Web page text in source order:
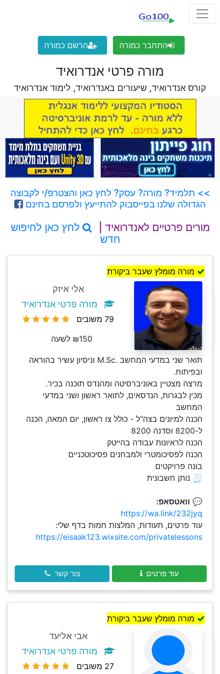
התחבר כמורה הרשם כמורה
מורה פרטי אנדרואיד
קורס אנדרואיד, שיעורים באנדרואיד, לימוד אנדרואיד
>> תלמיד? מורה? עסק? לחץ כאן והצטרפ/י לקבוצה
הגדולה שלנו בפייסבוק להתייעץ ולפרסם בחינם
מורים פרטיים לאנדרואיד |
לחץ כאן לחיפוש
חדש
מורה מומלץ שעבר ביקורת
אלי איזק
מורה פרטי אנדרואיד
79 משובים
₪150 לשעה
תואר שני במדעי המחשב .M.Sc וניסיון עשיר בהוראה
ובפיתוח.
מרצה מצטיין באוניברסיטה ומהנדס תוכנה בכיר.
מכין לבגרות, הנדסאים, לתואר ראשון ושני במדעי
המחשב
הכנה למיונים בצה"ל - כולל צו ראשון, יום המאה, הכנה
ל-8200 וסדנה 8200
הכנה לראיונות עבודה בהייטק
הכנה לפסיכומטרי ולמבחנים פסיכוטכניים
בונה פרויקטים
🧾 נותן חשבונית
💬 וואטסאפ:
https://wa.link/232jyq
עוד פרטים, תעודות, המלצות חמות בדף שלי:
https://eisaak123.wixsite.com/privatelessons
עוד פרטים צור קשר
מורה מומלץ שעבר ביקורת
אבי אליעד
מורה פרטי אנדרואיד
27 משובים